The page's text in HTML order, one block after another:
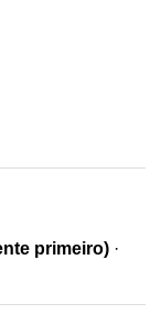
primeiro) ·